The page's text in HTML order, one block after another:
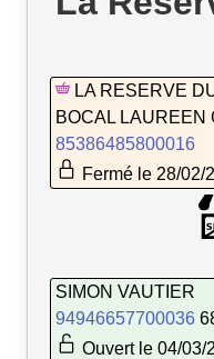
LA RESERVE
BOCAL LAUREEN
85386485800016
Fermé le 28/02/
SIMON VAUTIER
94946657700036
Ouvert le 04/03/